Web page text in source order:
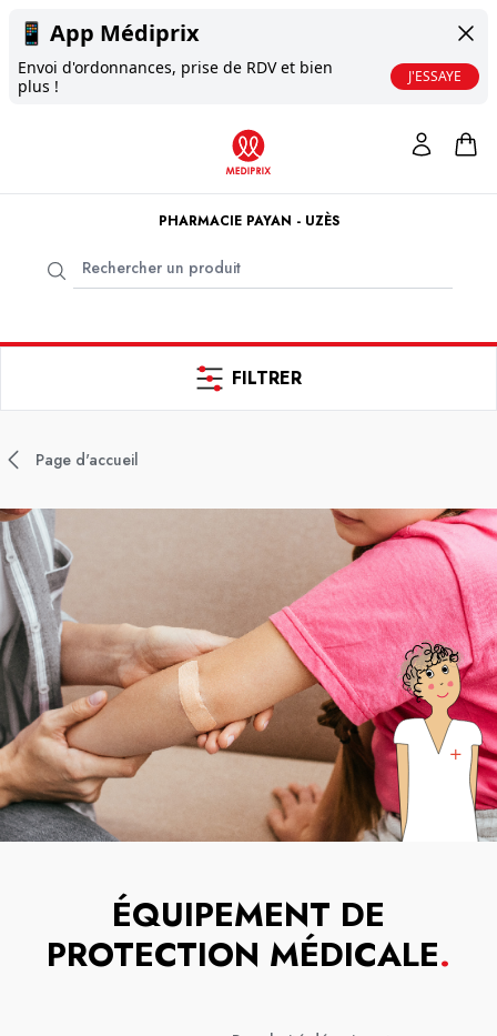
📱 App Médiprix
Envoi d'ordonnances, prise de RDV et bien
plus !
J'ESSAYE
PHARMACIE PAYAN - UZÈS
FILTRER
Page d'accueil
ÉQUIPEMENT DE
PROTECTION MÉDICALE.